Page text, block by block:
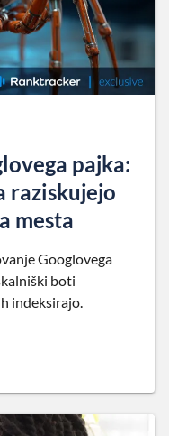
pajka:
raziskujejo
mesta
Googlovega
boti
indeksirajo.